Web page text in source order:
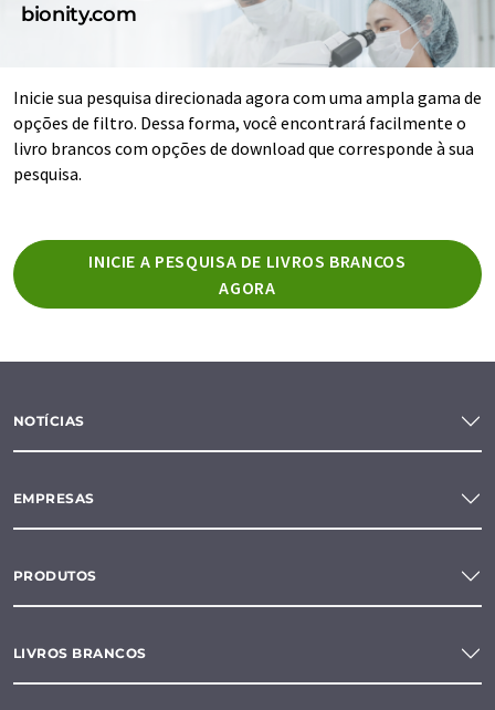
bionity.com
Inicie sua pesquisa direcionada agora com uma ampla gama de
opções de filtro. Dessa forma, você encontrará facilmente o
livro brancos com opções de download que corresponde à sua
pesquisa.
INICIE A PESQUISA DE LIVROS BRANCOS
AGORA
NOTÍCIAS
EMPRESAS
PRODUTOS
LIVROS BRANCOS